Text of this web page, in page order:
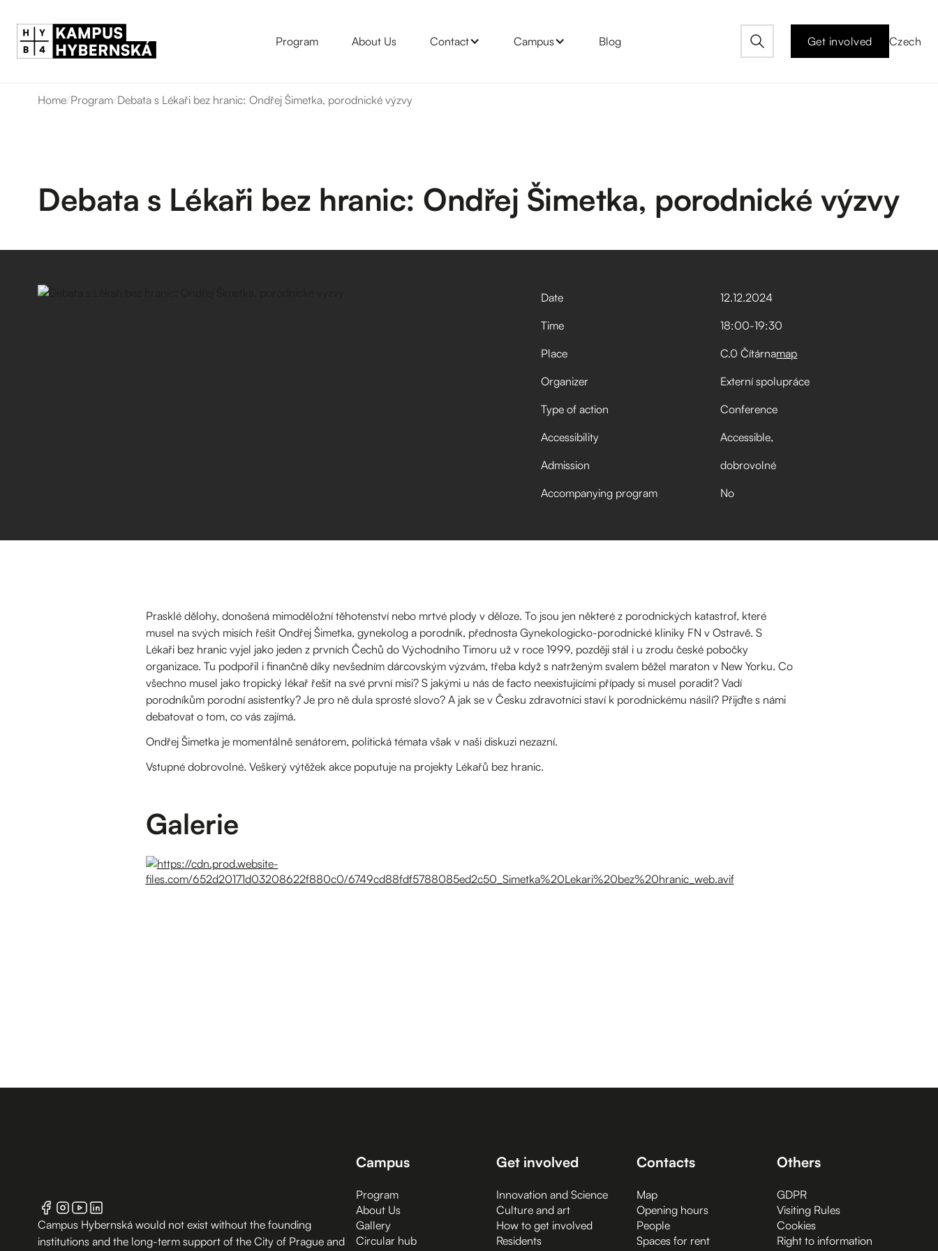
Program About Us Contact Campus Blog Get involved Czech
Home/Program/Debata s Lékaři bez hranic: Ondřej Šimetka, porodnické výzvy
Debata s Lékaři bez hranic: Ondřej Šimetka, porodnické výzvy
Date 12.12.2024
Time
18:00-19:30
Place
C.0 Čítárnamap
Organizer
Externí spolupráce
Type of action
Conference
Accessibility
Accessible
Admission
dobrovolné
Accompanying program
No
Prasklé dělohy, donošená mimoděložní těhotenství nebo mrtvé plody v děloze. To jsou jen některé z porodnických katastrof, které
musel na svých misích řešit Ondřej Šimetka, gynekolog a porodník, přednosta Gynekologicko-porodnické kliniky FN v Ostravě. S
Lékaři bez hranic vyjel jako jeden z prvních Čechů do Východního Timoru už v roce 1999, později stál i u zrodu české pobočky
organizace. Tu podpořil i finančně díky nevšedním dárcovským výzvám, třeba když s natrženým svalem běžel maraton v New Yorku. Co
všechno musel jako tropický lékař řešit na své první misi? S jakými u nás de facto neexistujícími případy si musel poradit? Vadí
porodníkům porodní asistentky? Je pro ně dula sprosté slovo? A jak se v Česku zdravotníci staví k porodnickému násilí? Přijďte s námi
debatovat o tom, co vás zajímá.
Ondřej Šimetka je momentálně senátorem, politická témata však v naši diskuzi nezazní.
Vstupné dobrovolné. Veškerý výtěžek akce poputuje na projekty Lékařů bez hranic.
Galerie
Campus Hybernská would not exist without the founding
institutions and the long-term support of the City of Prague and
Campus
Program
About Us
Gallery
Circular hub
Get involved
Innovation and Science
Culture and art
How to get involved
Residents
Contacts
Map
Opening hours
People
Spaces for rent
Others
GDPR
Visiting Rules
Cookies
Right to information